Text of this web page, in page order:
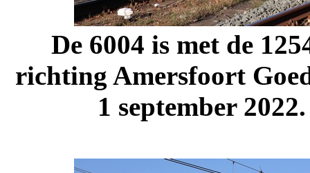
De 6004 is met de
richting Amersfoort
1 september